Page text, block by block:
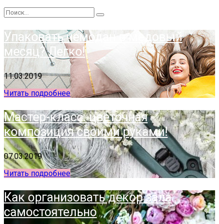
Упаковать чемодан в медовый
месяц? Легко!
11.03.2019
Читать подробнее
Мастер-класс: цветочная
композиция своими руками!
07.03.2019
Читать подробнее
Как организовать декор зала
самостоятельно